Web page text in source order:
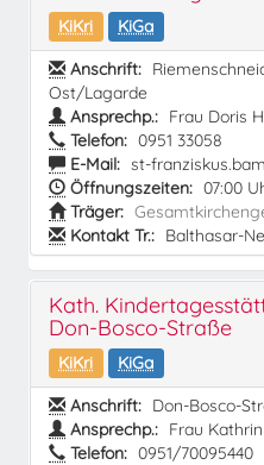
KiKri
KiGa
Anschrift:
Ost/Lagarde
Ansprechp.: Frau Doris
Telefon: 0951 33058
E-Mail: st-
Öffnungszeiten: 07:00
Träger:
Kontakt Tr.: Balthasar-
Kath.
Don-Bosco-Straße
KiKri
KiGa
Anschrift: Don-Bosco-
Ansprechp.: Frau
Telefon: 0951/70095440